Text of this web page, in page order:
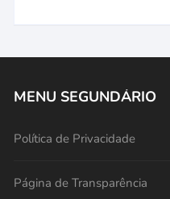
MENU SEGUNDÁRIO
Política de Privacidade
Página de Transparência